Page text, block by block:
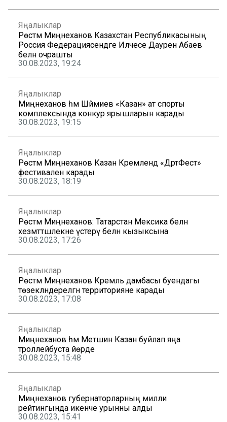
Яңалыклар
Рөстәм Миңнеханов Казахстан Республикасының
Россия Федерациясендәге Илчесе Даурен Абаев
белән очрашты
30.08.2023, 19:24
Яңалыклар
Миңнеханов һәм Шәймиев «Казан» ат спорты
комплексында конкур ярышларын карады
30.08.2023, 19:15
Яңалыклар
Рөстәм Миңнеханов Казан Кремлендә «ДәртФест»
фестивален карады
30.08.2023, 18:19
Яңалыклар
Рөстәм Миңнеханов: Татарстан Мексика белән
хезмәттәшлекне үстерү белән кызыксына
30.08.2023, 17:26
Яңалыклар
Рөстәм Миңнеханов Кремль дамбасы буендагы
төзекләндерелгән территорияне карады
30.08.2023, 17:08
Яңалыклар
Миңнеханов һәм Метшин Казан буйлап яңа
троллейбуста йөрде
30.08.2023, 15:48
Яңалыклар
Миңнеханов губернаторларның милли
рейтингында икенче урынны алды
30.08.2023, 15:41